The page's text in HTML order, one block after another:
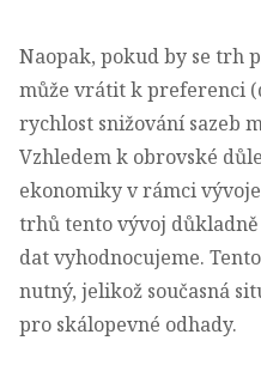
Naopak, pokud by se trh
může vrátit k preferenci
rychlost snižování sazeb
Vzhledem k obrovské
ekonomiky v rámci
trhů tento vývoj
dat vyhodnocujeme.
nutný, jelikož současná
pro skálopevné odhady.